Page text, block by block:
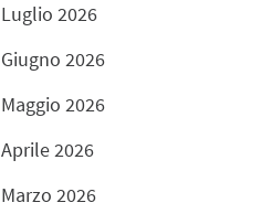
Luglio 2026
Giugno 2026
Maggio 2026
Aprile 2026
Marzo 2026